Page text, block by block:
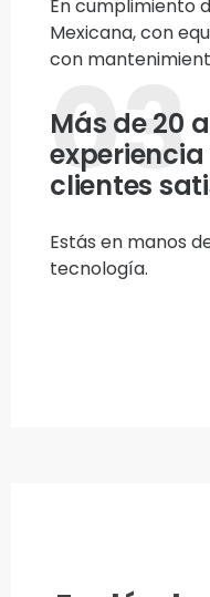
En cumplimiento
Mexicana, con
con
03
Más de 20
experiencia
clientes
Estás en manos
tecnología.